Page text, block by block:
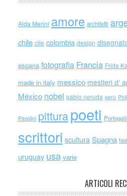
Alda Merini amore architetti
chile cile colombia design
espana fotografia Francia Frida
made in italy messico mestieri d'
México nobel pablo neruda perù
Pasolini pitturapoeti
scrittori scultura Spagna
uruguay usa varie
ARTICOLI